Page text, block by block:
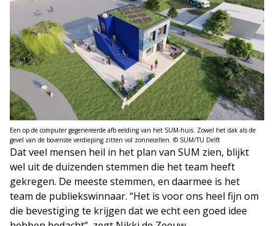
Een op de computer gegenereerde afb eelding van het SUM-huis. Zowel het dak als de
gevel van de bovenste verdieping zitten vol zonnecellen. © SUM/TU Delft
Dat veel mensen heil in het plan van SUM zien, blijkt
wel uit de duizenden stemmen die het team heeft
gekregen. De meeste stemmen, en daarmee is het
team de publiekswinnaar. “Het is voor ons heel fijn om
die bevestiging te krijgen dat we echt een goed idee